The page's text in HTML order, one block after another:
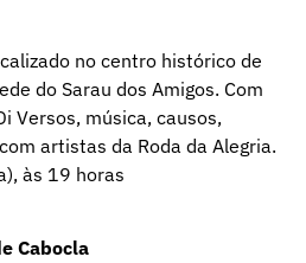
no centro histórico de
do Sarau dos Amigos. Com
Versos, música, causos,
artistas da Roda da Alegria.
às 19 horas
Cabocla